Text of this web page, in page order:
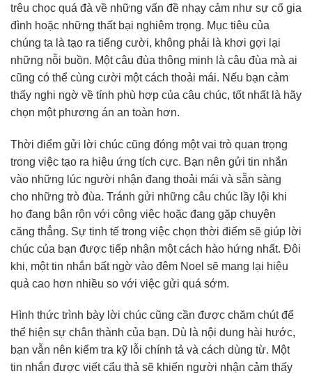
trêu chọc quá đà về những vấn đề nhạy cảm như sự cố gia
đình hoặc những thất bại nghiêm trọng. Mục tiêu của
chúng ta là tạo ra tiếng cười, không phải là khơi gợi lại
những nỗi buồn. Một câu đùa thông minh là câu đùa mà ai
cũng có thể cùng cười một cách thoải mái. Nếu bạn cảm
thấy nghi ngờ về tính phù hợp của câu chúc, tốt nhất là hãy
chọn một phương án an toàn hơn.
Thời điểm gửi lời chúc cũng đóng một vai trò quan trọng
trong việc tạo ra hiệu ứng tích cực. Bạn nên gửi tin nhắn
vào những lúc người nhận đang thoải mái và sẵn sàng
cho những trò đùa. Tránh gửi những câu chúc lầy lội khi
họ đang bận rộn với công việc hoặc đang gặp chuyện
căng thẳng. Sự tinh tế trong việc chọn thời điểm sẽ giúp lời
chúc của bạn được tiếp nhận một cách hào hứng nhất. Đôi
khi, một tin nhắn bất ngờ vào đêm Noel sẽ mang lại hiệu
quả cao hơn nhiều so với việc gửi quá sớm.
Hình thức trình bày lời chúc cũng cần được chăm chút để
thể hiện sự chân thành của bạn. Dù là nội dung hài hước,
bạn vẫn nên kiểm tra kỹ lỗi chính tả và cách dùng từ. Một
tin nhắn được viết cẩu thả sẽ khiến người nhận cảm thấy